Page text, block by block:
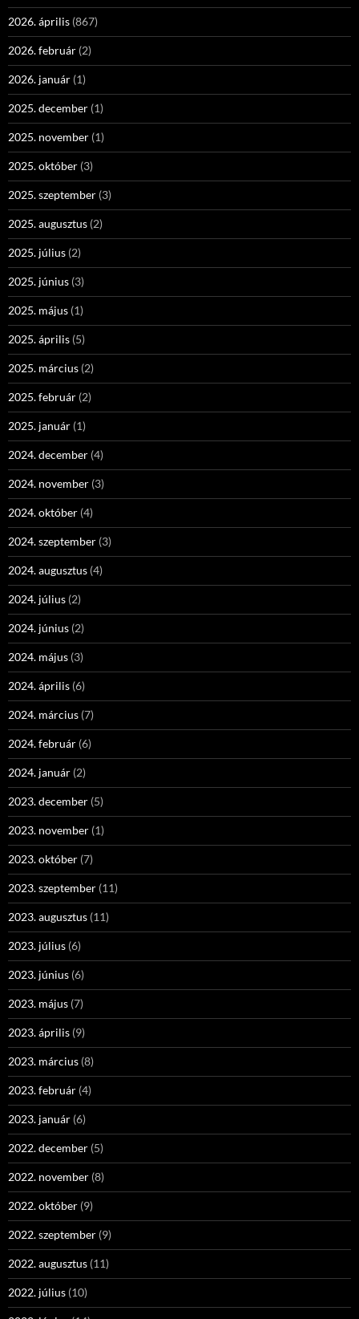
2026. április (867)
2026. február (2)
2026. január (1)
2025. december (1)
2025. november (1)
2025. október (3)
2025. szeptember (3)
2025. augusztus (2)
2025. július (2)
2025. június (3)
2025. május (1)
2025. április (5)
2025. március (2)
2025. február (2)
2025. január (1)
2024. december (4)
2024. november (3)
2024. október (4)
2024. szeptember (3)
2024. augusztus (4)
2024. július (2)
2024. június (2)
2024. május (3)
2024. április (6)
2024. március (7)
2024. február (6)
2024. január (2)
2023. december (5)
2023. november (1)
2023. október (7)
2023. szeptember (11)
2023. augusztus (11)
2023. július (6)
2023. június (6)
2023. május (7)
2023. április (9)
2023. március (8)
2023. február (4)
2023. január (6)
2022. december (5)
2022. november (8)
2022. október (9)
2022. szeptember (9)
2022. augusztus (11)
2022. július (10)